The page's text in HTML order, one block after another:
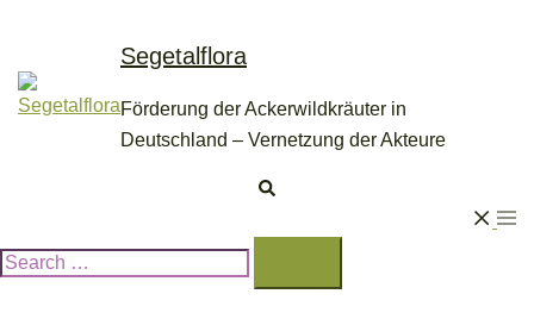
content
Segetalflora
Förderung der Ackerwildkräuter in
Deutschland – Vernetzung der Akteure
Search…